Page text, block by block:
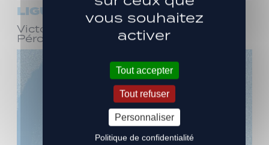
LIGUE 3
Victoire face à Bourg-en-Bresse
Péronnas (1-0)
vous souhaitez
activer
Tout accepter
Tout refuser
Personnaliser
Politique de confidentialité